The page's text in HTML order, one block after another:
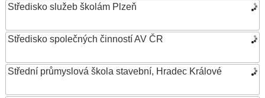
Středisko služeb školám Plzeň
Středisko společných činností AV ČR
Střední průmyslová škola stavební, Hradec Králové